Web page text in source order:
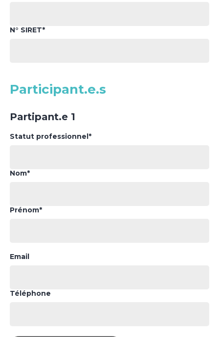
N° SIRET*
Participant.e.s
Partipant.e 1
Statut professionnel*
Nom*
Prénom*
Email
Téléphone